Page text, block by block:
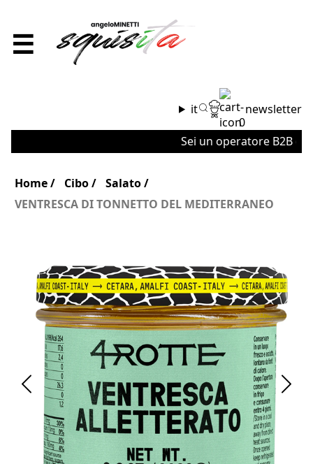
☰
it
0
newsletter
Sei un operatore B2B o
Home Cibo
Salato
VENTRESCA DI TONNETTO DEL MEDITERRANEO